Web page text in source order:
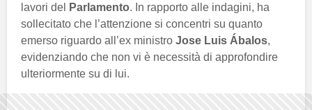
lavori del
Parlamento. In rapporto alle indagini, ha
sollecitato che l’attenzione si concentri su quanto
emerso riguardo all’ex ministro Jose Luis Ábalos,
evidenziando che non vi è necessità di approfondire
ulteriormente su di lui.